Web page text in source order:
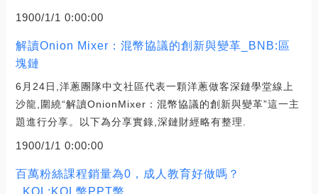
1900/1/1 0:00:00
解讀Onion Mixer：混幣協議的創新與變革_BNB:區
塊鏈
6月24日,洋蔥團隊中文社區代表一顆洋蔥做客深鏈學堂線上
沙龍,圍繞“解讀OnionMixer：混幣協議的創新與變革”這一主
題進行分享。以下為分享實錄,深鏈財經略有整理.
1900/1/1 0:00:00
百萬粉絲課程銷量為0，成人教育好做嗎？
_KOL:KOL幣PPT幣